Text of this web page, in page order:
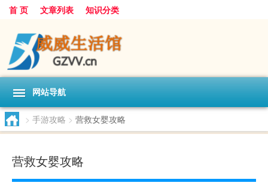
首 页 文章列表 知识分类
网站导航
> 手游攻略 > 营救女婴攻略
营救女婴攻略